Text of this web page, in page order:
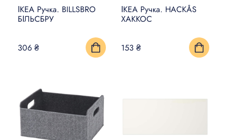
ІКЕА Ручка. BILLSBRO
БІЛЬСБРУ
306 ₴
ІКЕА Ручка. HACKÅS
ХАККОС
153 ₴